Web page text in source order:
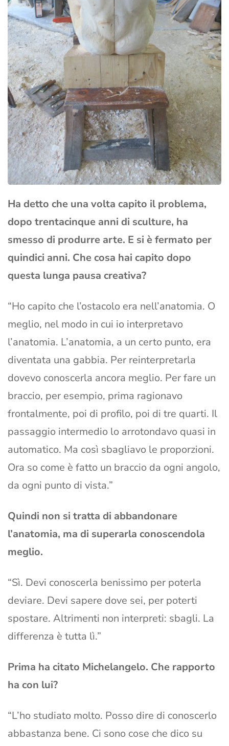
Ha detto che una volta capito il problema,
dopo trentacinque anni di sculture, ha
smesso di produrre arte. E si è fermato per
quindici anni. Che cosa hai capito dopo
questa lunga pausa creativa?
“Ho capito che l’ostacolo era nell’anatomia. O
meglio, nel modo in cui io interpretavo
l’anatomia. L’anatomia, a un certo punto, era
diventata una gabbia. Per reinterpretarla
dovevo conoscerla ancora meglio. Per fare un
braccio, per esempio, prima ragionavo
frontalmente, poi di profilo, poi di tre quarti. Il
passaggio intermedio lo arrotondavo quasi in
automatico. Ma così sbagliavo le proporzioni.
Ora so come è fatto un braccio da ogni angolo,
da ogni punto di vista.”
Quindi non si tratta di abbandonare
l’anatomia, ma di superarla conoscendola
meglio.
“Sì. Devi conoscerla benissimo per poterla
deviare. Devi sapere dove sei, per poterti
spostare. Altrimenti non interpreti: sbagli. La
differenza è tutta lì.”
Prima ha citato Michelangelo. Che rapporto
ha con lui?
“L’ho studiato molto. Posso dire di conoscerlo
abbastanza bene. Ci sono cose che dico su